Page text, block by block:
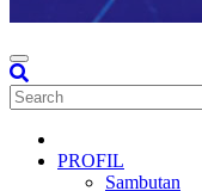
PROFIL
Sambutan